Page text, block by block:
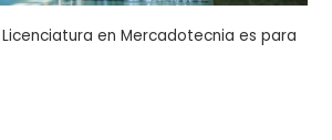
en Mercadotecnia es para